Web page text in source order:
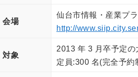
会場
仙台市情報・産業プ
http://
対象
2013 年 3 月卒予定の
定員:300 名(完全予約